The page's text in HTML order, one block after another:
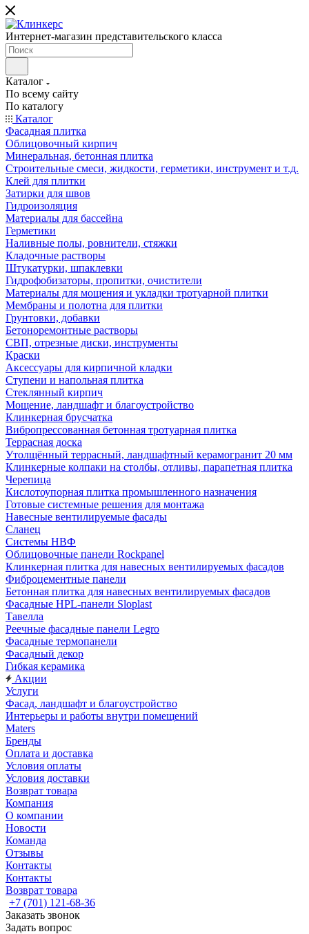
Интернет-магазин представительского класса
Каталог
По всему сайту
По каталогу
Каталог
Фасадная плитка
Облицовочный кирпич
Минеральная, бетонная плитка
Строительные смеси, жидкости, герметики, инструмент и т.д.
Клей для плитки
Затирки для швов
Гидроизоляция
Материалы для бассейна
Герметики
Наливные полы, ровнители, стяжки
Кладочные растворы
Штукатурки, шпаклевки
Гидрофобизаторы, пропитки, очистители
Материалы для мощения и укладки тротуарной плитки
Мембраны и полотна для плитки
Грунтовки, добавки
Бетоноремонтные растворы
СВП, отрезные диски, инструменты
Краски
Аксессуары для кирпичной кладки
Ступени и напольная плитка
Cтеклянный кирпич
Мощение, ландшафт и благоустройство
Клинкерная брусчатка
Вибропрессованная бетонная тротуарная плитка
Террасная доска
Утолщённый террасный, ландшафтный керамогранит 20 мм
Клинкерные колпаки на столбы, отливы, парапетная плитка
Черепица
Кислотоупорная плитка промышленного назначения
Готовые системные решения для монтажа
Навесные вентилируемые фасады
Сланец
Системы НВФ
Облицовочные панели Rockpanel
Клинкерная плитка для навесных вентилируемых фасадов
Фиброцементные панели
Бетонная плитка для навесных вентилируемых фасадов
Фасадные HPL-панели Sloplast
Тавелла
Реечные фасадные панели Legro
Фасадные термопанели
Фасадный декор
Гибкая керамика
Акции
Услуги
Фасад, ландшафт и благоустройство
Интерьеры и работы внутри помещений
Maters
Бренды
Оплата и доставка
Условия оплаты
Условия доставки
Возврат товара
Компания
О компании
Новости
Команда
Отзывы
Контакты
Контакты
Возврат товара
+7 (701) 121-68-36
Заказать звонок
Задать вопрос